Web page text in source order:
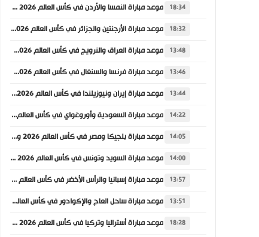
18:34 موعد مباراة النمسا والأردن في كأس العالم 2026 والقنوات الناقلة
18:32 موعد مباراة الأرجنتين والجزائر في كأس العالم 2026 والقنوات الناقلة
13:48 موعد مباراة العراق والنرويج في كأس العالم 2026 والقنوات الناقلة
13:46 موعد مباراة فرنسا والسنغال في كأس العالم 2026 والقنوات الناقلة
13:44 موعد مباراة إيران ونيوزيلندا في كأس العالم 2026 والقنوات الناقلة
14:22 موعد مباراة السعودية وأوروغواي في كأس العالم 2026 والقنوات الناقلة
14:05 موعد مباراة بلجيكا ومصر في كأس العالم 2026 والقنوات الناقلة
14:00 موعد مباراة السويد وتونس في كأس العالم 2026 والقنوات الناقلة
13:57 موعد مباراة إسبانيا والرأس الأخضر في كأس العالم 2026 والقنوات الناقلة
13:51 موعد مباراة ساحل العاج والإكوادور في كأس العالم 2026 والقنوات الناقلة
18:28 موعد مباراة أستراليا وتركيا في كأس العالم 2026 والقنوات الناقلة